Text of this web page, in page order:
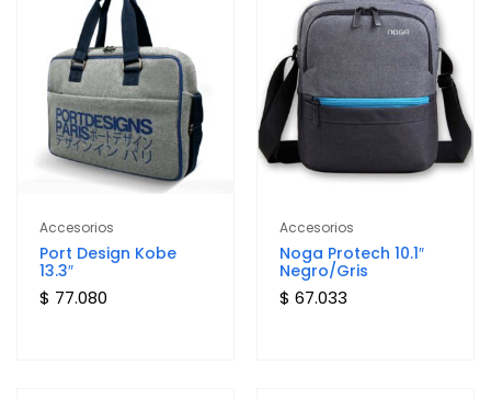
Accesorios
Port Design Kobe
13.3″
$ 77.080
Accesorios
Noga Protech 10.1″
Negro/Gris
$ 67.033